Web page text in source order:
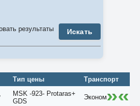
комнатный
Bedroom
9 Bedroom
Air Conditioner
Apartment
Искать
результаты
Тип цены Транспорт
MSK -923- Protaras+
GDS
Эконом